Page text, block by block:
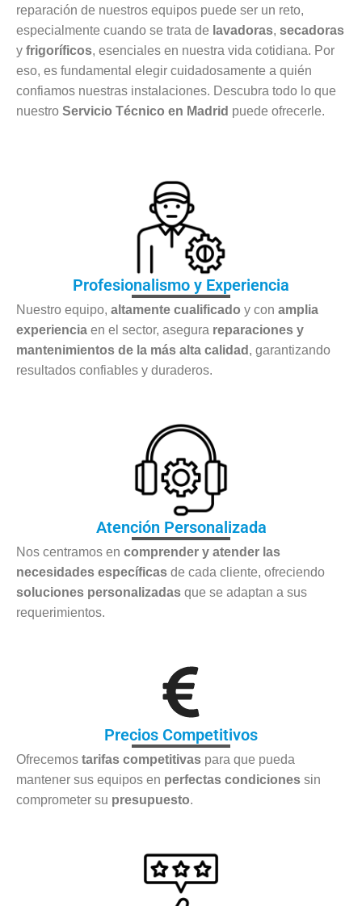
reparación de nuestros equipos puede ser un reto,
especialmente cuando se trata de lavadoras, secadoras
y frigoríficos, esenciales en nuestra vida cotidiana. Por
eso, es fundamental elegir cuidadosamente a quién
confiamos nuestras instalaciones. Descubra todo lo que
nuestro Servicio Técnico en Madrid puede ofrecerle.
Profesionalismo y Experiencia
Nuestro equipo, altamente cualificado y con amplia
experiencia en el sector, asegura reparaciones y
mantenimientos de la más alta calidad , garantizando
resultados confiables y duraderos.
Atención Personalizada
Nos centramos en comprender y atender las
necesidades específicas de cada cliente, ofreciendo
soluciones personalizadas que se adaptan a sus
requerimientos.
Precios Competitivos
Ofrecemos tarifas competitivas para que pueda
mantener sus equipos en perfectas condiciones sin
comprometer su presupuesto.